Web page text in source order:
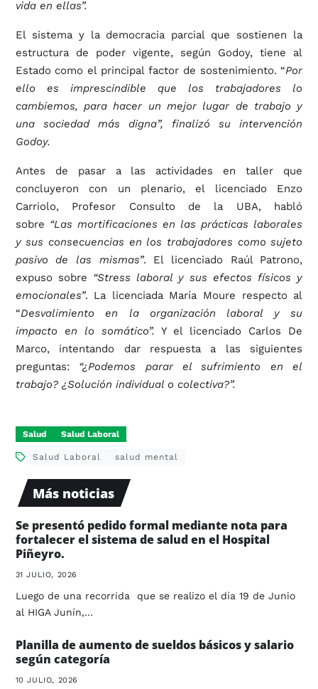
vida en ellas”.
El sistema y la democracia parcial que sostienen la
estructura de poder vigente, según Godoy, tiene al
Estado como el principal factor de sostenimiento. “Por
ello es imprescindible que los trabajadores lo
cambiemos, para hacer un mejor lugar de trabajo y
una sociedad más digna”, finalizó su intervención
Godoy.
Antes de pasar a las actividades en taller que
concluyeron con un plenario, el licenciado Enzo
Carriolo, Profesor Consulto de la UBA, habló
sobre “Las mortificaciones en las prácticas laborales
y sus consecuencias en los trabajadores como sujeto
pasivo de las mismas”. El licenciado Raúl Patrono,
expuso sobre “Stress laboral y sus efectos físicos y
emocionales”. La licenciada María Moure respecto al
“Desvalimiento en la organización laboral y su
impacto en lo somático”. Y el licenciado Carlos De
Marco, intentando dar respuesta a las siguientes
preguntas: “¿Podemos parar el sufrimiento en el
trabajo? ¿Solución individual o colectiva?”.
Salud Salud Laboral
Salud Laboral salud mental
Más noticias
Se presentó pedido formal mediante nota para
fortalecer el sistema de salud en el Hospital
Piñeyro.
31 JULIO, 2026
Luego de una recorrida que se realizo el día 19 de Junio
al HIGA Junín,…
Planilla de aumento de sueldos básicos y salario
según categoría
10 JULIO, 2026